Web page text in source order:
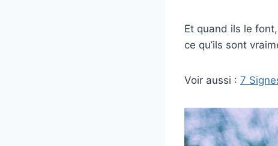
Et quand ils le
ce qu’ils sont
Voir aussi : 7